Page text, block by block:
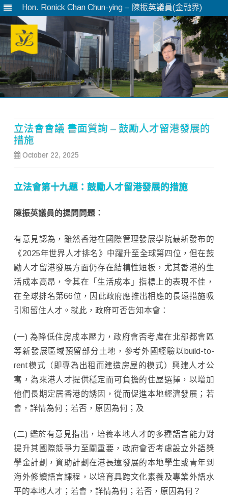
Hon. Ronick Chan Chun-ying – 陳振英議員(金融界)
立法會會議 書面質詢 – 鼓勵人才留港發展的
措施
October 22, 2025
立法會第十九題：鼓勵人才留港發展的措施
陳振英議員的提問問題：
有意見認為，雖然香港在國際管理發展學院最新發布的
《2025年世界人才排名》中躍升至全球第四位，但在鼓
勵人才留港發展方面仍存在結構性短板，尤其香港的生
活成本高昂，令其在「生活成本」指標上的表現不佳，
在全球排名第66位，因此政府應推出相應的長遠措施吸
引和留住人才。就此，政府可否告知本會：
(一) 為降低住房成本壓力，政府會否考慮在北部都會區
等新發展區域預留部分土地，參考外國經驗以build-to-
rent模式（即專為出租而建造房屋的模式）興建人才公
寓，為來港人才提供穩定而可負擔的住屋選擇，以增加
他們長期定居香港的誘因，從而促進本地經濟發展；若
會，詳情為何；若否，原因為何；及
(二) 鑑於有意見指出，培養本地人才的多種語言能力對
提升其國際競爭力至關重要，政府會否考慮設立外語獎
學金計劃，資助計劃在港長遠發展的本地學生或青年到
海外修讀語言課程，以培育具跨文化素養及專業外語水
平的本地人才；若會，詳情為何；若否，原因為何？